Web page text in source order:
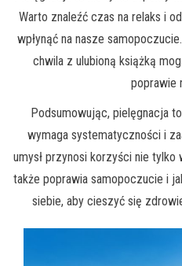
Warto znaleźć czas na relaks i
wpłynąć na nasze
chwila z ulubioną książką
poprawie
Podsumowując, pielęgnacja
wymaga systematyczności i
umysł przynosi korzyści nie
także poprawia samopoczucie i
siebie, aby cieszyć się